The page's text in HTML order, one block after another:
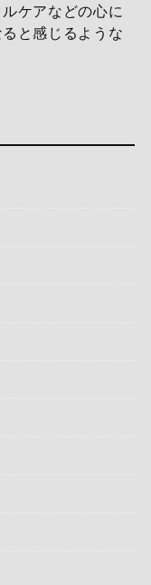
ケアなどの心に
と感じるような